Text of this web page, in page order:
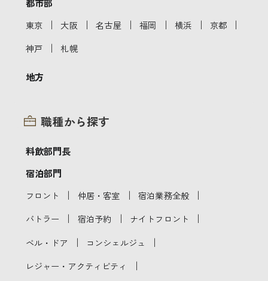
東京 ｜ 大阪 ｜ 名古屋 ｜ 福岡 ｜ 横浜 ｜ 京都 ｜
神戸 ｜ 札幌
地方
職種から探す
料飲部門長
宿泊部門
フロント ｜ 仲居・客室 ｜ 宿泊業務全般 ｜
バトラー ｜ 宿泊予約 ｜ ナイトフロント ｜
ベル・ドア ｜ コンシェルジュ ｜
レジャー・アクティビティ ｜